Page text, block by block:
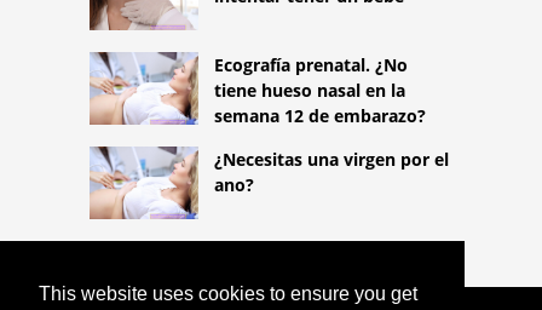
This website uses cookies to ensure you get
Ecografía prenatal. ¿No
tiene hueso nasal en la
semana 12 de embarazo?
¿Necesitas una virgen por el
ano?